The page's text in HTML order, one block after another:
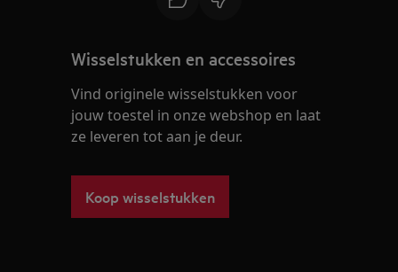
Wisselstukken en accessoires
Vind originele wisselstukken voor
jouw toestel in onze webshop en laat
ze leveren tot aan je deur.
Koop wisselstukken